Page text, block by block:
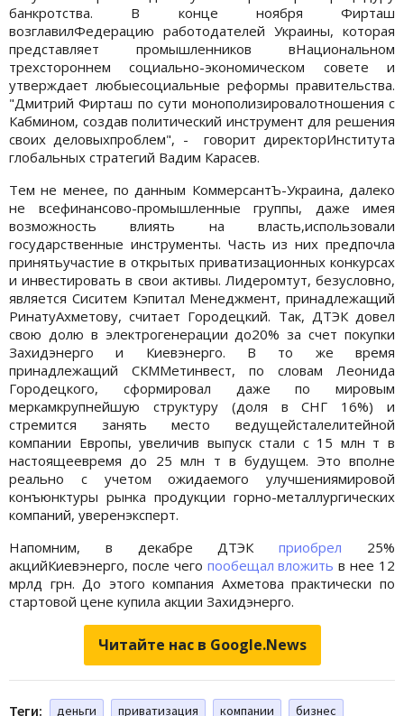
банкротства. В конце ноября Фирташ
возглавилФедерацию работодателей Украины, которая
представляет промышленников вНациональном
трехстороннем социально-экономическом совете и
утверждает любыесоциальные реформы правительства.
"Дмитрий Фирташ по сути монополизировалотношения с
Кабмином, создав политический инструмент для решения
своих деловыхпроблем", - говорит директорИнститута
глобальных стратегий Вадим Карасев.
Тем не менее, по данным КоммерсантЪ-Украина, далеко
не всефинансово-промышленные группы, даже имея
возможность влиять на власть,использовали
государственные инструменты. Часть из них предпочла
принятьучастие в открытых приватизационных конкурсах
и инвестировать в свои активы. Лидеромтут, безусловно,
является Сиситем Кэпитал Менеджмент, принадлежащий
РинатуАхметову, считает Городецкий. Так, ДТЭК довел
свою долю в электрогенерации до20% за счет покупки
Захидэнерго и Киевэнерго. В то же время
принадлежащий СКММетинвест, по словам Леонида
Городецкого, сформировал даже по мировым
меркамкрупнейшую структуру (доля в СНГ 16%) и
стремится занять место ведущейсталелитейной
компании Европы, увеличив выпуск стали с 15 млн т в
настоящеевремя до 25 млн т в будущем. Это вполне
реально с учетом ожидаемого улучшениямировой
конъюнктуры рынка продукции горно-металлургических
компаний, уверенэксперт.
Напомним, в декабре ДТЭКприобрел 25%
акцийКиевэнерго, после чего пообещал вложить в нее 12
мрлд грн. До этого компания Ахметова практически по
стартовой цене купила акции Захидэнерго.
Читайте нас в Google.News
Теги: деньги приватизация компании бизнес